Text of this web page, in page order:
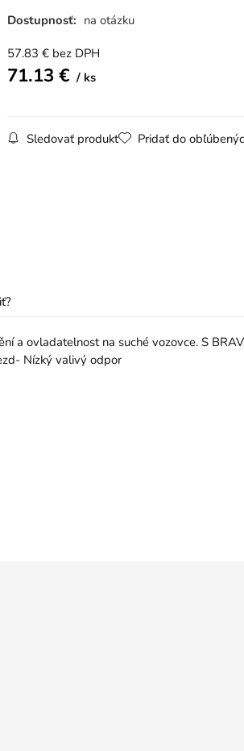
Dostupnosť: na otázku
57.83 € bez DPH
71.13 € ks
Sledovať produkt Pridať do
a ovladatelnost na suché vozovce. S
Nízký valivý odpor